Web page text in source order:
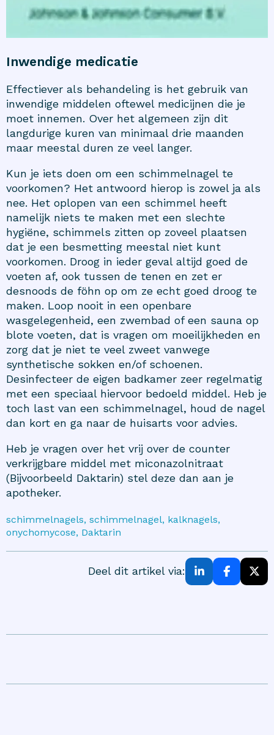
Inwendige medicatie
Effectiever als behandeling is het gebruik van
inwendige middelen oftewel medicijnen die je
moet innemen. Over het algemeen zijn dit
langdurige kuren van minimaal drie maanden
maar meestal duren ze veel langer.
Kun je iets doen om een schimmelnagel te
voorkomen? Het antwoord hierop is zowel ja als
nee. Het oplopen van een schimmel heeft
namelijk niets te maken met een slechte
hygiëne, schimmels zitten op zoveel plaatsen
dat je een besmetting meestal niet kunt
voorkomen. Droog in ieder geval altijd goed de
voeten af, ook tussen de tenen en zet er
desnoods de föhn op om ze echt goed droog te
maken. Loop nooit in een openbare
wasgelegenheid, een zwembad of een sauna op
blote voeten, dat is vragen om moeilijkheden en
zorg dat je niet te veel zweet vanwege
synthetische sokken en/of schoenen.
Desinfecteer de eigen badkamer zeer regelmatig
met een speciaal hiervoor bedoeld middel. Heb je
toch last van een schimmelnagel, houd de nagel
dan kort en ga naar de huisarts voor advies.
Heb je vragen over het vrij over de counter
verkrijgbare middel met miconazolnitraat
(Bijvoorbeeld Daktarin) stel deze dan aan je
apotheker.
schimmelnagels, schimmelnagel, kalknagels,
onychomycose, Daktarin
Deel dit artikel via: